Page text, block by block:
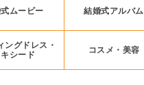
ムービー 結婚式アルバム
ングドレス・
シード
コスメ・美容